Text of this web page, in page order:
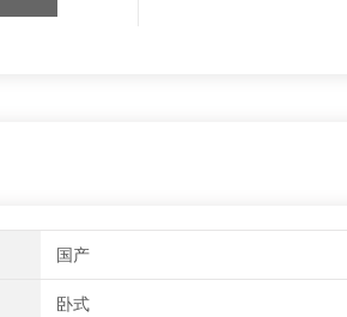
国产
卧式